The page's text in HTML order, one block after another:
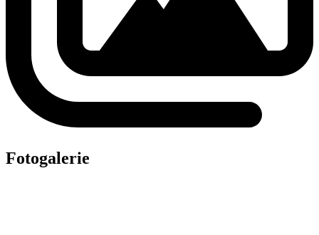
Fotogalerie